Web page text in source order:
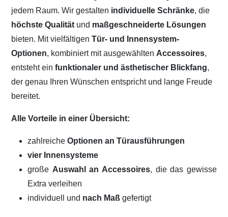
jedem Raum. Wir gestalten individuelle Schränke, die
höchste Qualität und maßgeschneiderte Lösungen
bieten. Mit vielfältigenTür- und Innensystem-
Optionen, kombiniert mit ausgewählten Accessoires,
entsteht einfunktionaler und ästhetischer Blickfang,
der genau Ihren Wünschen entspricht und lange Freude
bereitet.
Alle Vorteile in einer Übersicht:
zahlreicheOptionen an Türausführungen
vier Innensysteme
große Auswahl an Accessoires, die das gewisse
Extra verleihen
individuell und nach Maßgefertigt